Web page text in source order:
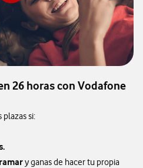
26 horas con Vodafone
si:
y ganas de hacer tu propia